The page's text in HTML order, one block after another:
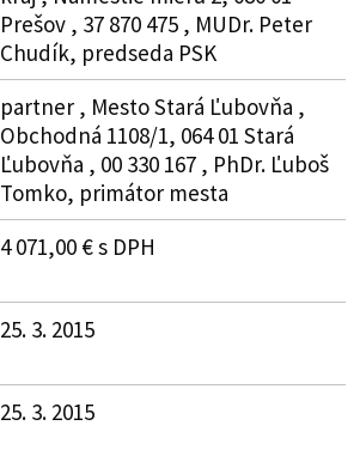
Prešov , 37 870 475 , MUDr. Peter
Chudík, predseda PSK
partner , Mesto Stará Ľubovňa ,
Obchodná 1108/1, 064 01 Stará
Ľubovňa , 00 330 167 , PhDr. Ľuboš
Tomko, primátor mesta
4 071,00 € s DPH
25. 3. 2015
25. 3. 2015